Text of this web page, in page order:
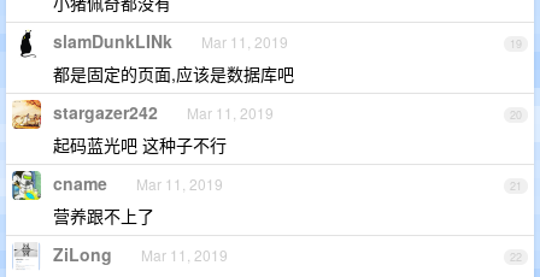
19
slamDunkLINk Mar 11, 2019
都是固定的页面,应该是数据库吧
20
stargazer242 Mar 11, 2019
起码蓝光吧 这种子不行
21
cname Mar 11, 2019
营养跟不上了
22
ZiLong Mar 11, 2019